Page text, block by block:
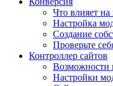
Что влияет
Настройка
Создание
Проверьте
Контроллер сайтов
Возможности
Настройки